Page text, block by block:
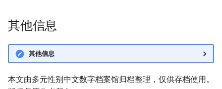
其他信息
其他信息
本文由多元性别中文数字档案馆归档整理，仅供存档使用。